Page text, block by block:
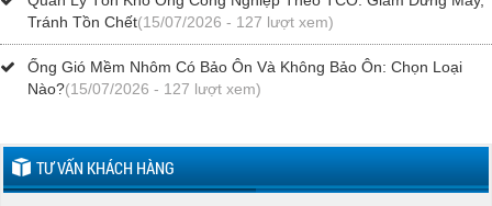
Tránh Tồn Chết(15/07/2026 - 127 lượt xem)
Ống Gió Mềm Nhôm Có Bảo Ôn Và Không Bảo Ôn: Chọn Loại
Nào?(15/07/2026 - 127 lượt xem)
TƯ VẤN KHÁCH HÀNG